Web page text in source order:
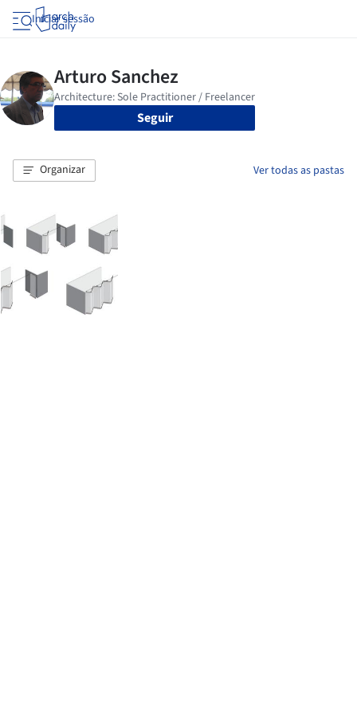
Iniciar sessão
Seguir
Organizar Ver todas as pastas